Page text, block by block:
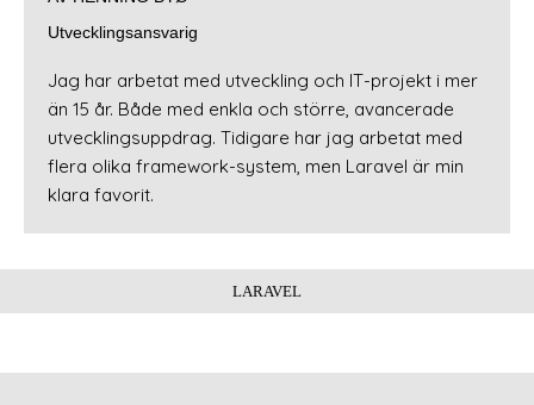
Utvecklingsansvarig
Jag har arbetat med utveckling och IT-projekt i mer
än 15 år. Både med enkla och större, avancerade
utvecklingsuppdrag. Tidigare har jag arbetat med
flera olika framework-system, men Laravel är min
klara favorit.
LARAVEL